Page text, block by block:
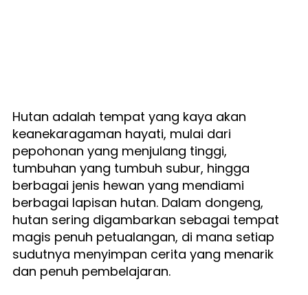
Hutan adalah tempat yang kaya akan
keanekaragaman hayati, mulai dari
pepohonan yang menjulang tinggi,
tumbuhan yang tumbuh subur, hingga
berbagai jenis hewan yang mendiami
berbagai lapisan hutan. Dalam dongeng,
hutan sering digambarkan sebagai tempat
magis penuh petualangan, di mana setiap
sudutnya menyimpan cerita yang menarik
dan penuh pembelajaran.